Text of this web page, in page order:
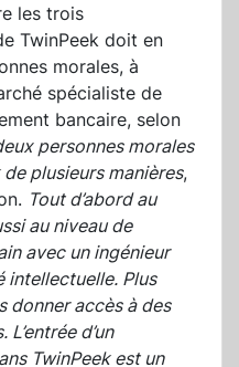
les trois
TwinPeek doit en
morales, à
spécialiste de
bancaire, selon
personnes morales
plusieurs manières,
Tout d’abord au
au niveau de
avec un ingénieur
intellectuelle. Plus
donner accès à des
d’un
TwinPeek est un